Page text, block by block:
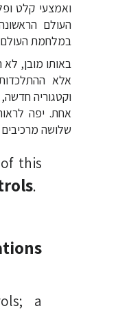
העולם
במלחמת העולם
באותו מובן,
וקטגוריה
אחת. יפה
שלושה מרכיבים
this
.
a